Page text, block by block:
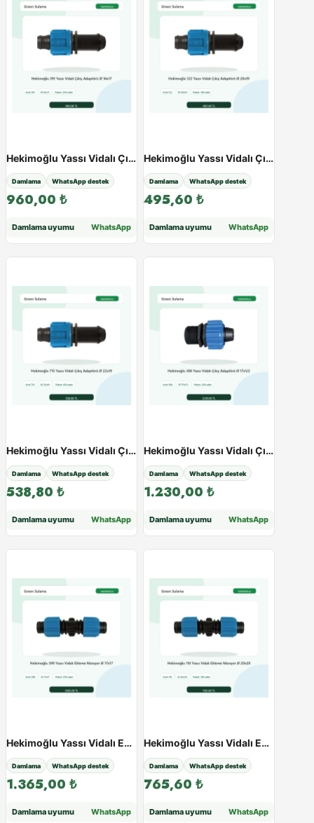
Hekimoğlu Yassı Vidalı Çıkış Adaptörü - Paketli Ürün - Varyant 38534
Damlama WhatsApp destek
960,00 ₺
Damlama uyumu WhatsApp
Hekimoğlu Yassı Vidalı Çıkış Adaptörü - Paketli Ürün - Varyant 38535
Damlama WhatsApp destek
495,60 ₺
Damlama uyumu WhatsApp
Hekimoğlu Yassı Vidalı Çıkış Adaptörü - Paketli Ürün - Varyant 38536
Damlama WhatsApp destek
538,80 ₺
Damlama uyumu WhatsApp
Hekimoğlu Yassı Vidalı Çıkış Adaptörü - Paketli Ürün - Varyant 38537
Damlama WhatsApp destek
1.230,00 ₺
Damlama uyumu WhatsApp
Hekimoğlu Yassı Vidalı Ekleme Manşon - Paketli Ürün - Varyant 38526
Damlama WhatsApp destek
1.365,00 ₺
Damlama uyumu WhatsApp
Hekimoğlu Yassı Vidalı Ekleme Manşon - Paketli Ürün - Varyant 38527
Damlama WhatsApp destek
765,60 ₺
Damlama uyumu WhatsApp